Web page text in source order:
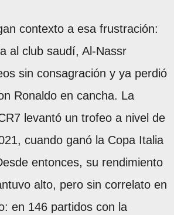
contexto a esa frustración:
al club saudí, Al-Nassr
sin consagración y ya perdió
Ronaldo en cancha. La
levantó un trofeo a nivel de
cuando ganó la Copa Italia
entonces, su rendimiento
alto, pero sin correlato en
en 146 partidos con la